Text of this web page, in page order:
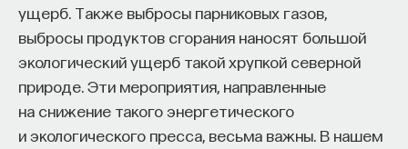
ущерб. Также выбросы парниковых газов,
выбросы продуктов сгорания наносят большой
экологический ущерб такой хрупкой северной
природе. Эти мероприятия, направленные
на снижение такого энергетического
и экологического пресса, весьма важны. В нашем
самые интересные лекции авторов ПостНауки,
прочитанные ими на различных площадках,
и публиковать в привычном формате. Так
мы со временем соберем лучшие выступления
ученых в одном месте. Чтобы посоветовать нам
лекции, пишитеpostnauka@postnauka.ru.